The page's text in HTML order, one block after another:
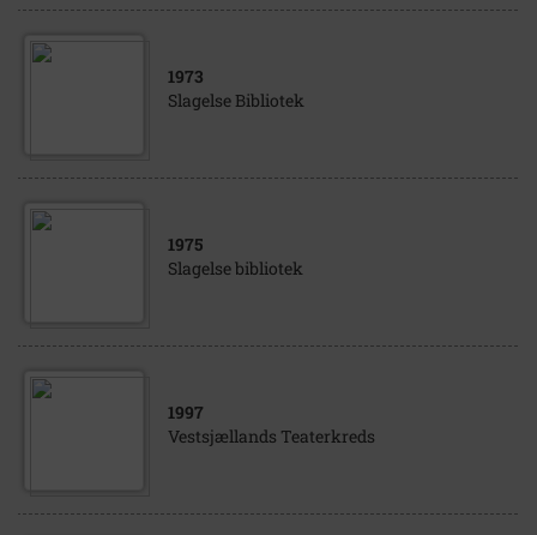
1973
Slagelse Bibliotek
1975
Slagelse bibliotek
1997
Vestsjællands Teaterkreds